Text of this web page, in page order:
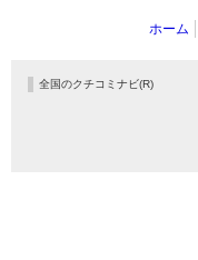
ホーム
全国のクチコミナビ(R)